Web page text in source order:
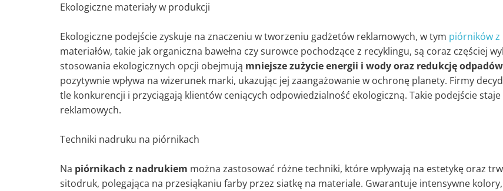
Ekologiczne materiały w produkcji
Ekologiczne podejście zyskuje na znaczeniu w tworzeniu gadżetów reklamowych, w tym piórników
materiałów, takie jak organiczna bawełna czy surowce pochodzące z recyklingu, są coraz częściej
stosowania ekologicznych opcji obejmują mniejsze zużycie energii i wody oraz redukcję odpadów
pozytywnie wpływa na wizerunek marki, ukazując jej zaangażowanie w ochronę planety. Firmy
tle konkurencji i przyciągają klientów ceniących odpowiedzialność ekologiczną. Takie podejście
reklamowych.
Techniki nadruku na piórnikach
Na piórnikach z nadrukiem można zastosować różne techniki, które wpływają na estetykę oraz
sitodruk, polegająca na przesiąkaniu farby przez siatkę na materiale. Gwarantuje intensywne